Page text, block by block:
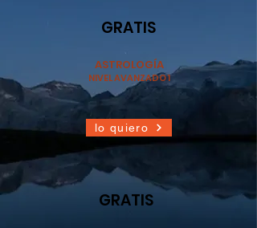
ASTROLOGÍA
NIVEL AVANZADO 1
GRATIS
lo quiero
GRATIS